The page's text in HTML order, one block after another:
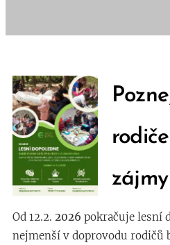
Od 12.2. 2026 pokračuje lesní
nejmenší v doprovodu rodičů